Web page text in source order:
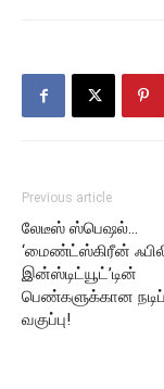
Previous article
லேடீஸ் ஸ்பெஷல்…
‘மைண்ட்ஸ்கிரீன்
இன்ஸ்டிட்யூட்’டின்
பெண்களுக்கான
வகுப்பு!